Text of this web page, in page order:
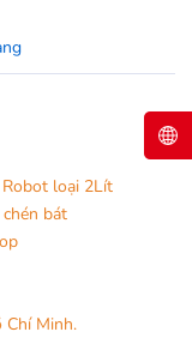
loại 2Lít
bát
Chí Minh.